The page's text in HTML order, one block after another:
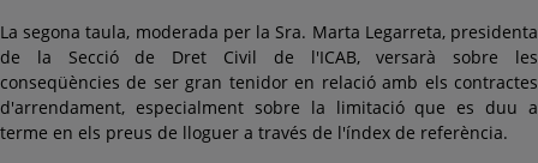
La segona taula, moderada per la Sra. Marta Legarreta, presidenta
de la Secció de Dret Civil de l'ICAB, versarà sobre les
conseqüències de ser gran tenidor en relació amb els contractes
d'arrendament, especialment sobre la limitació que es duu a
terme en els preus de lloguer a través de l'índex de referència.